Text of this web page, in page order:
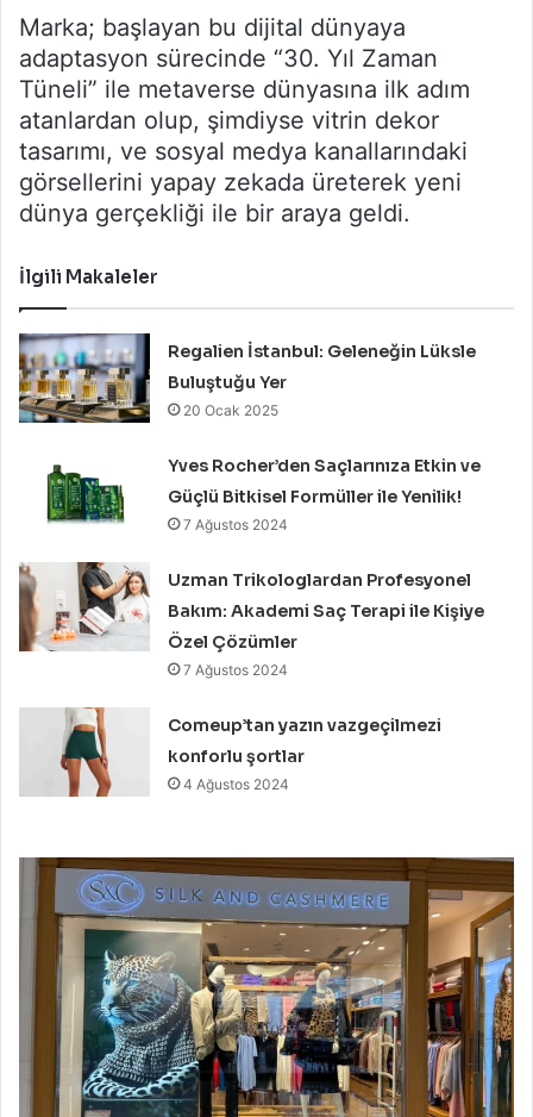
Marka; başlayan bu dijital dünyaya
adaptasyon sürecinde “30. Yıl Zaman
Tüneli” ile metaverse dünyasına ilk adım
atanlardan olup, şimdiyse vitrin dekor
tasarımı, ve sosyal medya kanallarındaki
görsellerini yapay zekada üreterek yeni
dünya gerçekliği ile bir araya geldi.
İlgili Makaleler
Regalien İstanbul: Geleneğin Lüksle
Buluştuğu Yer
20 Ocak 2025
Yves Rocher’den Saçlarınıza Etkin ve
Güçlü Bitkisel Formüller ile Yenilik!
7 Ağustos 2024
Uzman Trikologlardan Profesyonel
Bakım: Akademi Saç Terapi ile Kişiye
Özel Çözümler
7 Ağustos 2024
Comeup’tan yazın vazgeçilmezi
konforlu şortlar
4 Ağustos 2024